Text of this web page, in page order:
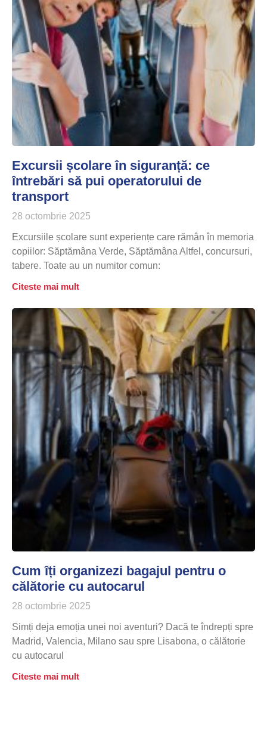
Excursii școlare în siguranță: ce
întrebări să pui operatorului de
transport
28 octombrie 2025
Excursiile școlare sunt experiențe care rămân în memoria
copiilor: Săptămâna Verde, Săptămâna Altfel, concursuri,
tabere. Toate au un numitor comun:
Citeste mai mult
Cum îți organizezi bagajul pentru o
călătorie cu autocarul
28 octombrie 2025
Simți deja emoția unei noi aventuri? Dacă te îndrepți spre
Madrid, Valencia, Milano sau spre Lisabona, o călătorie
cu autocarul
Citeste mai mult